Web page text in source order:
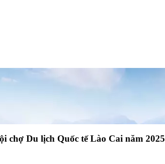
chợ Du lịch Quốc tế Lào Cai năm 2025